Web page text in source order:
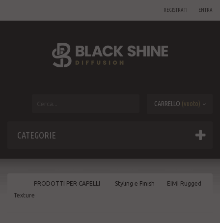
ENTRA
REGISTRATI
CARRELLO (vuoto)
CATEGORIE
PRODOTTI PER CAPELLI Styling e Finish
EIMI Rugged
Texture